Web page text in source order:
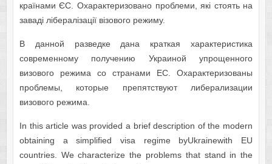
країнами ЄС. Охарактеризовано проблеми, які стоять на
заваді лібералізації візового режиму.
В данной разведке дана краткая характеристика
современному получению Украиной упрощенного
визового режима со странами ЕС. Охарактеризованы
проблемы, которые препятствуют либерализации
визового режима.
In this article was provided a brief description of the modern
obtaining a simplified visa regime byUkrainewith EU
countries. We characterize the problems that stand in the